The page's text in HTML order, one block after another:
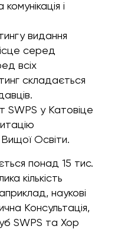
і
видання
серед
всіх
складається
SWPS у Катовіце
Освіти.
понад 15 тис.
кількість
наукові
Консультація,
SWPS та Хор